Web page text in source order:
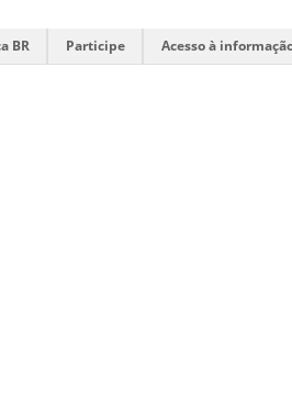
BR Participe Acesso à